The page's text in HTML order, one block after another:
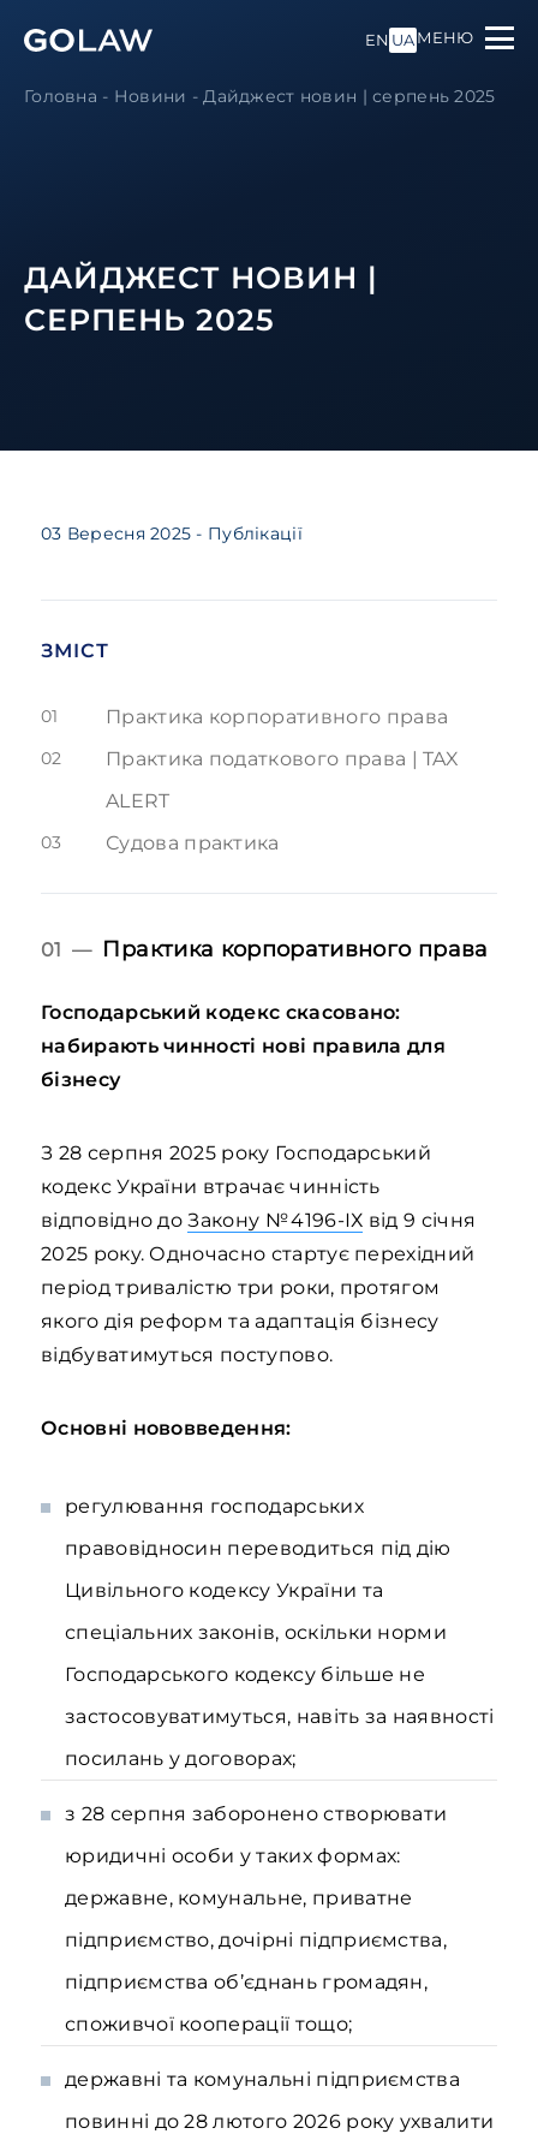
EN UAМЕНЮ
Головна - Новини -Дайджест новин | серпень 2025
ДАЙДЖЕСТ НОВИН |
СЕРПЕНЬ 2025
03 Вересня 2025 - Публікації
ЗМІСТ
01 Практика корпоративного права
02
Практика податкового права | TAX
ALERT
03 Судова практика
01 — Практика корпоративного права
Господарський кодекс скасовано:
набирають чинності нові правила для
бізнесу
З 28 серпня 2025 року Господарський
кодекс України втрачає чинність
відповідно доЗакону № 4196‑ІХ від 9 січня
2025 року. Одночасно стартує перехідний
період тривалістю три роки, протягом
якого дія реформ та адаптація бізнесу
відбуватимуться поступово.
Основні нововведення:
регулювання господарських
правовідносин переводиться під дію
Цивільного кодексу України та
спеціальних законів, оскільки норми
Господарського кодексу більше не
застосовуватимуться, навіть за наявності
посилань у договорах;
з 28 серпня заборонено створювати
юридичні особи у таких формах:
державне, комунальне, приватне
підприємство, дочірні підприємства,
підприємства об’єднань громадян,
споживчої кооперації тощо;
державні та комунальні підприємства
повинні до 28 лютого 2026 року ухвалити